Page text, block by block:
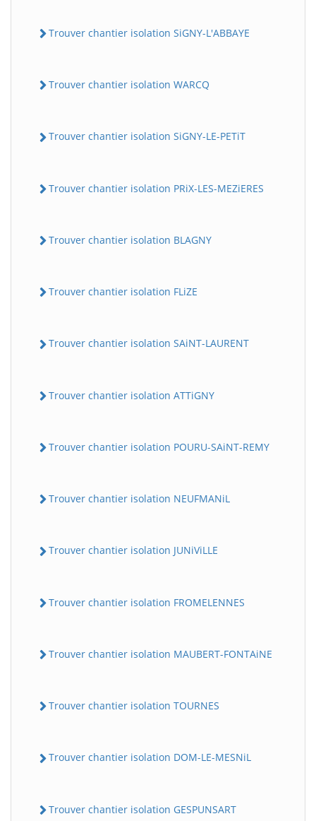
Trouver chantier isolation SiGNY-L'ABBAYE
Trouver chantier isolation WARCQ
Trouver chantier isolation SiGNY-LE-PETiT
Trouver chantier isolation PRiX-LES-MEZiERES
Trouver chantier isolation BLAGNY
Trouver chantier isolation FLiZE
Trouver chantier isolation SAiNT-LAURENT
Trouver chantier isolation ATTiGNY
Trouver chantier isolation POURU-SAiNT-REMY
Trouver chantier isolation NEUFMANiL
Trouver chantier isolation JUNiViLLE
Trouver chantier isolation FROMELENNES
Trouver chantier isolation MAUBERT-FONTAiNE
Trouver chantier isolation TOURNES
Trouver chantier isolation DOM-LE-MESNiL
Trouver chantier isolation GESPUNSART